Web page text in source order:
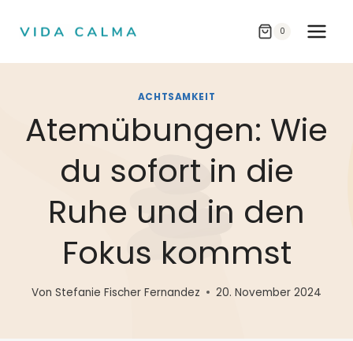
Inhalt
0
ACHTSAMKEIT
Atemübungen: Wie
du sofort in die
Ruhe und in den
Fokus kommst
Von Stefanie Fischer Fernandez 20. November 2024